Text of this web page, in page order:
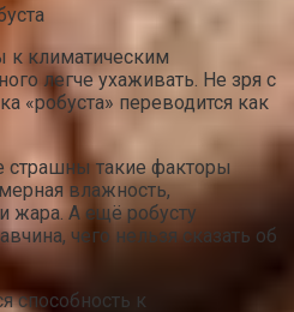
к климатическим
легче ухаживать. Не зря с
«робуста» переводится как
страшны такие факторы
влажность,
жара. А ещё робусту
чего нельзя сказать об
способность к